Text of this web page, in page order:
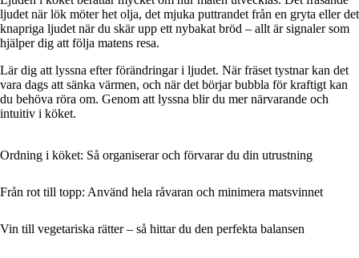
ljudet när lök möter het olja, det mjuka puttrandet från en gryta eller det
knapriga ljudet när du skär upp ett nybakat bröd – allt är signaler som
hjälper dig att följa matens resa.
Lär dig att lyssna efter förändringar i ljudet. När fräset tystnar kan det
vara dags att sänka värmen, och när det börjar bubbla för kraftigt kan
du behöva röra om. Genom att lyssna blir du mer närvarande och
intuitiv i köket.
Ordning i köket: Så organiserar och förvarar du din utrustning
Från rot till topp: Använd hela råvaran och minimera matsvinnet
Vin till vegetariska rätter – så hittar du den perfekta balansen